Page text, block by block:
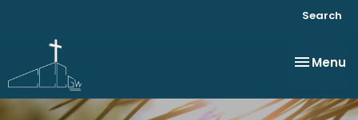
Search
Toggle
Menu